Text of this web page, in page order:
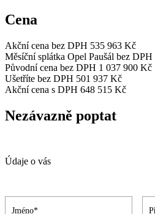
Cena
Akční cena bez DPH 535 963 Kč
Měsíční splátka Opel Paušál bez DPH
Původní cena bez DPH 1 037 900 Kč
Ušetříte bez DPH 501 937 Kč
Akční cena s DPH 648 515 Kč
Nezávazně poptat
Údaje o vás